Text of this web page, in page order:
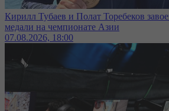
Кирилл Тубаев и Полат Торебеков
медали на чемпионате Азии
07.08.2026, 18:00